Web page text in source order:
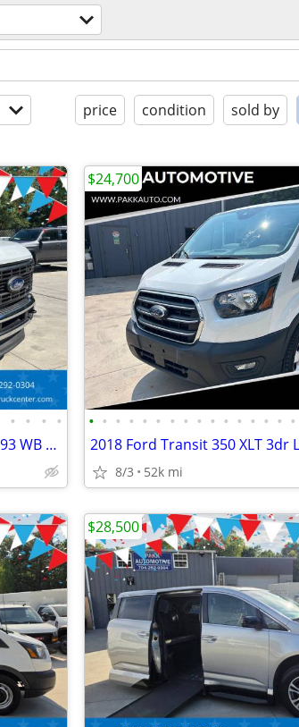
price condition sold by
• • • •
2023 Ford F600 F-600 XLT 4x4 Diesel 193 WB Cab Chassis Fully Loaded
• • • • • • • • • • • • • • • •
8/3 52k mi
$24,700
$28,500